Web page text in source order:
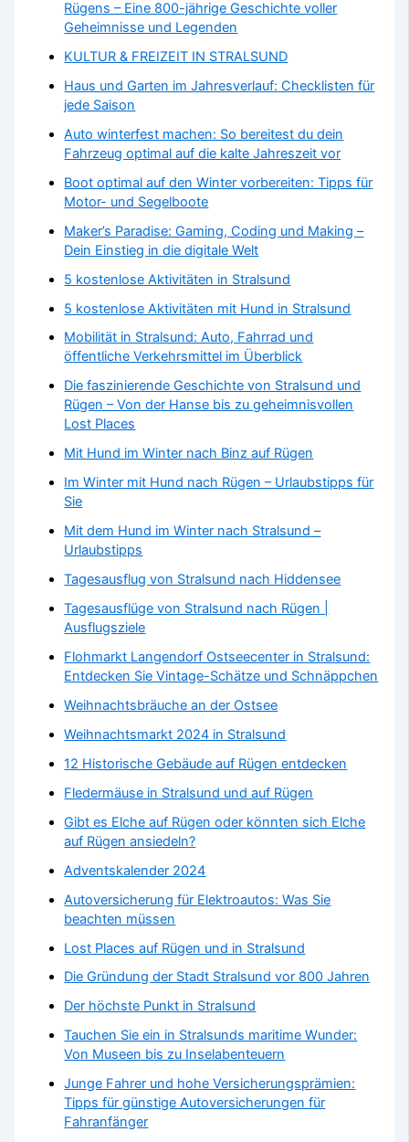
Rügens – Eine 800-jährige Geschichte voller
Geheimnisse und Legenden
KULTUR & FREIZEIT IN STRALSUND
Haus und Garten im Jahresverlauf: Checklisten für
jede Saison
Auto winterfest machen: So bereitest du dein
Fahrzeug optimal auf die kalte Jahreszeit vor
Boot optimal auf den Winter vorbereiten: Tipps für
Motor- und Segelboote
Maker’s Paradise: Gaming, Coding und Making –
Dein Einstieg in die digitale Welt
5 kostenlose Aktivitäten in Stralsund
5 kostenlose Aktivitäten mit Hund in Stralsund
Mobilität in Stralsund: Auto, Fahrrad und
öffentliche Verkehrsmittel im Überblick
Die faszinierende Geschichte von Stralsund und
Rügen – Von der Hanse bis zu geheimnisvollen
Lost Places
Mit Hund im Winter nach Binz auf Rügen
Im Winter mit Hund nach Rügen – Urlaubstipps für
Sie
Mit dem Hund im Winter nach Stralsund –
Urlaubstipps
Tagesausflug von Stralsund nach Hiddensee
Tagesausflüge von Stralsund nach Rügen |
Ausflugsziele
Flohmarkt Langendorf Ostseecenter in Stralsund:
Entdecken Sie Vintage-Schätze und Schnäppchen
Weihnachtsbräuche an der Ostsee
Weihnachtsmarkt 2024 in Stralsund
12 Historische Gebäude auf Rügen entdecken
Fledermäuse in Stralsund und auf Rügen
Gibt es Elche auf Rügen oder könnten sich Elche
auf Rügen ansiedeln?
Adventskalender 2024
Autoversicherung für Elektroautos: Was Sie
beachten müssen
Lost Places auf Rügen und in Stralsund
Die Gründung der Stadt Stralsund vor 800 Jahren
Der höchste Punkt in Stralsund
Tauchen Sie ein in Stralsunds maritime Wunder:
Von Museen bis zu Inselabenteuern
Junge Fahrer und hohe Versicherungsprämien:
Tipps für günstige Autoversicherungen für
Fahranfänger